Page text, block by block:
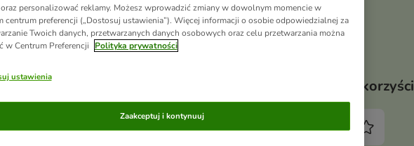
Twoje korzyści
oraz personalizować reklamy. Możesz wprowadzić zmiany w dowolnym momencie w
centrum preferencji („Dostosuj ustawienia”). Więcej informacji o osobie odpowiedzialnej za
Twoich danych, przetwarzanych danych osobowych oraz celu przetwarzania można
w Centrum Preferencji
Polityka prywatności
ustawienia
Zaakceptuj i kontynuuj